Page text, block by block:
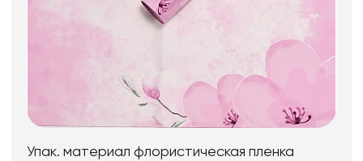
Упак. материал флористическая пленка